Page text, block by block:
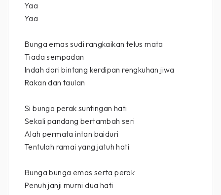
Yaa
Yaa
Bunga emas sudi rangkaikan telus mata
Tiada sempadan
Indah dari bintang kerdipan rengkuhan jiwa
Rakan dan taulan
Si bunga perak suntingan hati
Sekali pandang bertambah seri
Alah permata intan baiduri
Tentulah ramai yang jatuh hati
Bunga bunga emas serta perak
Penuh janji murni dua hati